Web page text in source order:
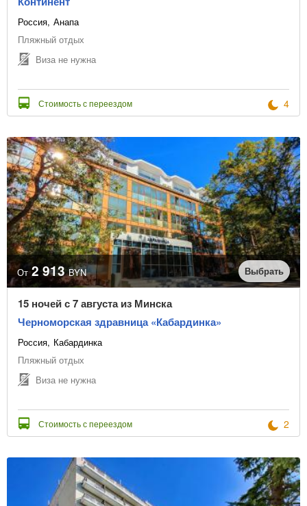
Россия Анапа
Пляжный отдых
Виза не нужна
Стоимость с переездом 4
От 2 913 BYN Выбрать
15 ночей с 7 августа из Минска
Черноморская здравница «Кабардинка»
Россия Кабардинка
Пляжный отдых
Виза не нужна
Стоимость с переездом 2